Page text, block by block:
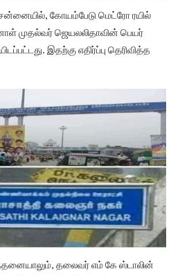
கோயம்பேடு மெட்ரோ ரயில்
முதல்வர் ஜெயலலிதாவின் பெயர்
இதற்கு எதிர்ப்பு தெரிவித்த
தலைவர் எம் கே ஸ்டாலின்